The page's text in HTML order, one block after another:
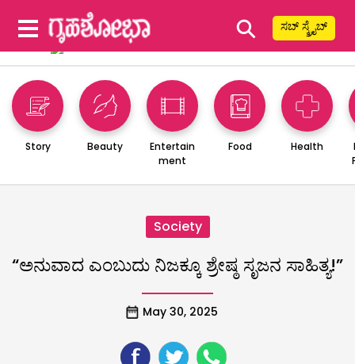
⚲ ಸಬ್ ಸ್ಕ್ರೈಬ್
Story Beauty
Entertain
ment
Food Health
Society
“ಅನುವಾದ ಎಂಬುದು ನಿಜಕ್ಕೂ ಶ್ರೇಷ್ಠ ಸೃಜನ ಸಾಹಿತ್ಯ!”
May 30, 2025